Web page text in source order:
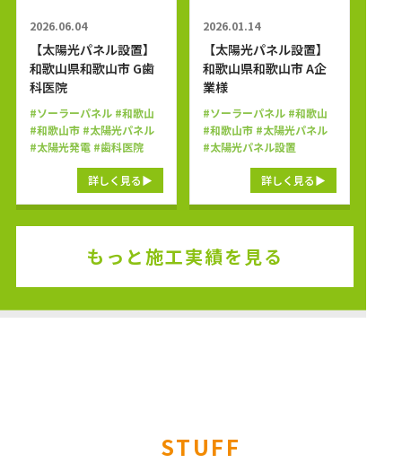
2026.06.04
【太陽光パネル設置】
和歌山県和歌山市 G歯
科医院
#ソーラーパネル #和歌山
#和歌山市 #太陽光パネル
#太陽光発電 #歯科医院
詳しく見る
2026.01.14
【太陽光パネル設置】
和歌山県和歌山市 A企
業様
#ソーラーパネル #和歌山
#和歌山市 #太陽光パネル
#太陽光パネル設置
詳しく見る
もっと施工実績を見る
STUFF